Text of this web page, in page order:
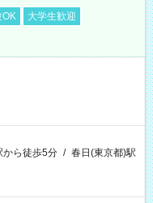
OK
大学生歓迎
から徒歩5分 / 春日(東京都)駅